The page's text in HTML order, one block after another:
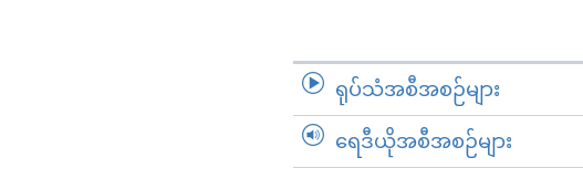
ရုပ်သံအစီအစဉ်များ
ရေဒီယိုအစီအစဉ်များ